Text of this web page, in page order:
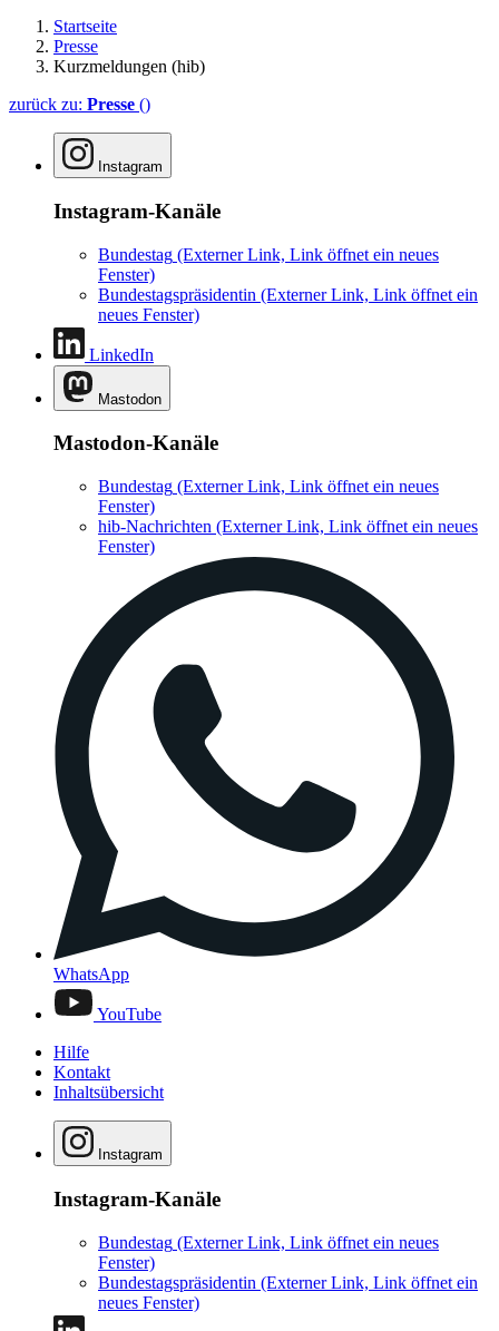
Startseite
Presse
Kurzmeldungen (hib)
zurück zu: Presse ()
Instagram
Instagram-Kanäle
Bundestag (Externer Link, Link öffnet ein neues
Fenster)
Bundestagspräsidentin (Externer Link, Link öffnet ein
neues Fenster)
LinkedIn
Mastodon
Mastodon-Kanäle
Bundestag (Externer Link, Link öffnet ein neues
Fenster)
hib-Nachrichten (Externer Link, Link öffnet ein neues
Fenster)
WhatsApp
YouTube
Hilfe
Kontakt
Inhaltsübersicht
Instagram
Instagram-Kanäle
Bundestag (Externer Link, Link öffnet ein neues
Fenster)
Bundestagspräsidentin (Externer Link, Link öffnet ein
neues Fenster)